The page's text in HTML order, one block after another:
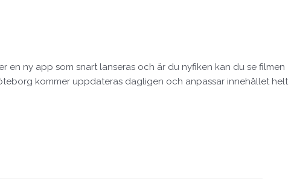
ny app som snart lanseras och är du nyfiken kan du se filmen
kommer uppdateras dagligen och anpassar innehållet helt